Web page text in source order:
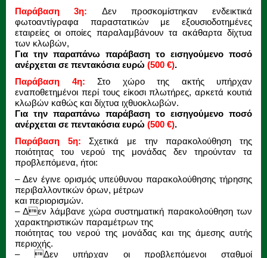
Παράβαση 3η: Δεν προσκομίστηκαν ενδεικτικά
φωτοαντίγραφα παραστατικών με εξουσιοδοτημένες
εταιρείες οι οποίες παραλαμβάνουν τα ακάθαρτα δίχτυα
των κλωβών,
Για την παραπάνω παράβαση το εισηγούμενο ποσό
ανέρχεται σε πεντακόσια ευρώ (500 €).
Παράβαση 4η: Στο χώρο της ακτής υπήρχαν
εναποθετημένοι περί τους είκοσιπλωτήρες, αρκετά κουτιά
κλωβών καθώς και δίχτυα ιχθυοκλωβών.
Για την παραπάνω παράβαση το εισηγούμενο ποσό
ανέρχεται σε πεντακόσια ευρώ (500 €).
Παράβαση 5η: Σχετικά με την παρακολούθηση της
ποιότητας του νερού της μονάδας δεν τηρούνταν τα
προβλεπόμενα, ήτοι:
– Δεν έγινε ορισμός υπεύθυνου παρακολούθησης τήρησης
περιβαλλοντικών όρων, μέτρων
και περιορισμών.
– Δεν λάμβανε χώρα συστηματική παρακολούθηση των
χαρακτηριστικών παραμέτρων της
ποιότητας του νερού της μονάδας και της άμεσης αυτής
περιοχής.
– Δεν υπήρχαν οι προβλεπόμενοι σταθμοί